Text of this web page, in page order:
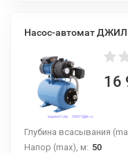
Насос-автомат
16
Глубина всасывания
Напор (max), м: 50